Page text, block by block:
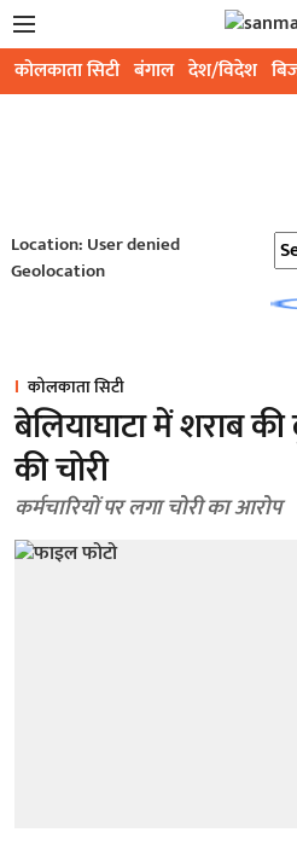
कोलकाता सिटी बंगाल देश/विदेश
Location: User denied
Geolocation
कोलकाता सिटी
बेलियाघाटा में शराब
की चोरी
कर्मचारियों पर लगा चोरी का आरोप